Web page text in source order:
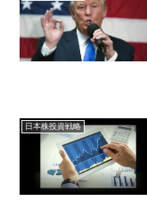
日本株投資戦略